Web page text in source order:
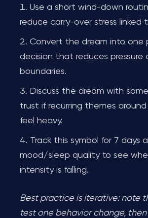
Use a short wind-down
reduce carry-over stress linked
Convert the dream into one
decision that reduces pressure
boundaries.
Discuss the dream with
trust if recurring themes
feel heavy.
Track this symbol for 7 days
mood/sleep quality to see
intensity is falling.
Best practice is iterative: note
test one behavior change,